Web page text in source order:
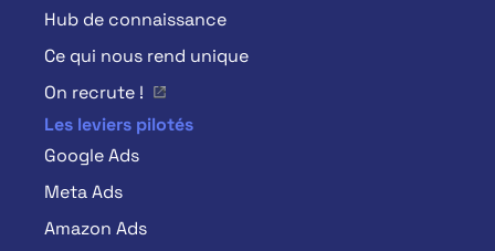
Hub de connaissance
Ce qui nous rend unique
On recrute !
Les leviers pilotés
Google Ads
Meta Ads
Amazon Ads